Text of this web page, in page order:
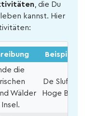
, die Du
kannst. Hier
Beispiele
die
Wälder
De Slufter,
Hoge Berg